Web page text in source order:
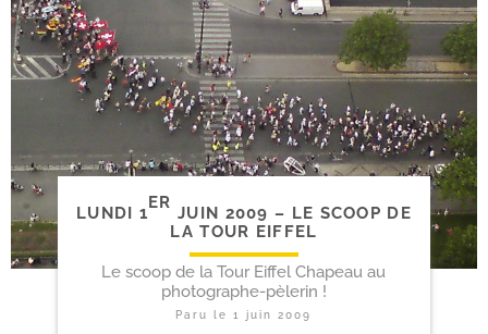
LUNDI 1
ER
JUIN 2009 – LE SCOOP DE
LA TOUR EIFFEL
Le scoop de la Tour Eiffel Chapeau au
photographe-pèlerin !
Paru le1 juin 2009